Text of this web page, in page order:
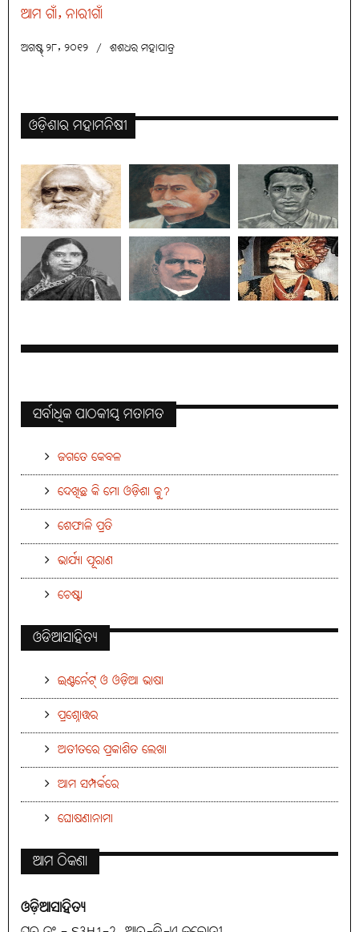
ଆମ ଗାଁ, ନାରୀଗାଁ
ଅଗଷ୍ଟ୍ ୨୮, ୨୦୧୨ / ଶଶଧର ମହାପାତ୍ର
ଓଡ଼ିଶାର ମହାମନିଷୀ
ସର୍ବାଧିକ ପାଠକୀୟ ମତାମତ
ଜଗତେ କେବଳ
ଦେଖିଛ କି ମୋ ଓଡ଼ିଶା କୁ?
ଶେଫାଳି ପ୍ରତି
ଭାର୍ଯ୍ୟା ପୂରାଣ
ଚେଷ୍ଟା
ଓଡିଆସାହିତ୍ୟ
ଇଣ୍ଟର୍ନେଟ୍ ଓ ଓଡ଼ିଆ ଭାଷା
ପ୍ରଶ୍ନୋତ୍ତର
ଅତୀତରେ ପ୍ରକାଶିତ ଲେଖା
ଆମ ସମ୍ପର୍କରେ
ଘୋଷଣାନାମା
ଆମ ଠିକଣା
ଓଡ଼ିଆସାହିତ୍ୟ